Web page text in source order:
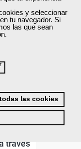
y seleccionar
tu navegador. Si
las que sean
las cookies
través